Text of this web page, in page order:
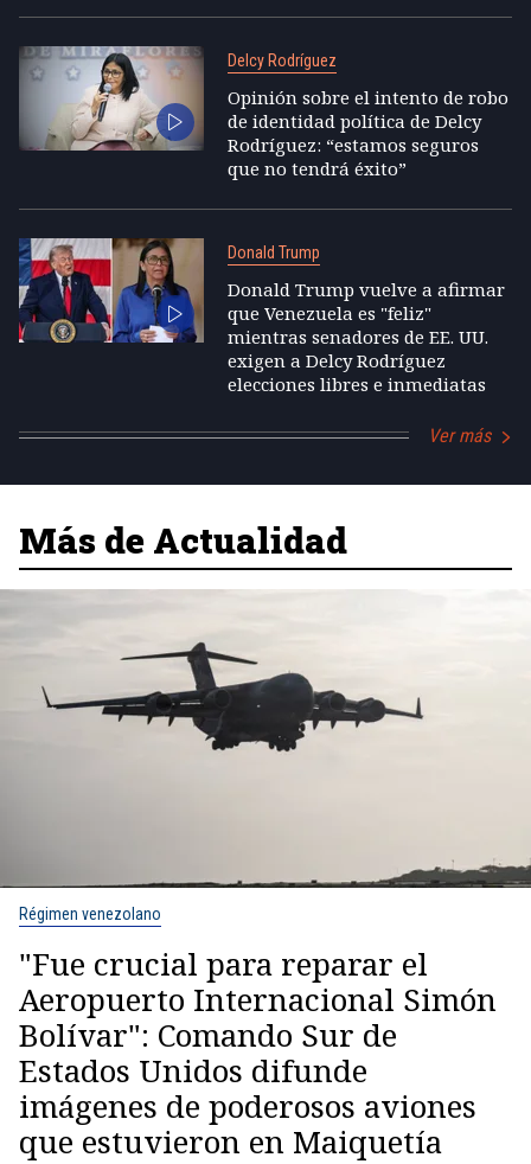
Delcy Rodríguez
Opinión sobre el intento de robo
de identidad política de Delcy
Rodríguez: “estamos seguros
que no tendrá éxito”
Donald Trump
Donald Trump vuelve a afirmar
que Venezuela es "feliz"
mientras senadores de EE. UU.
exigen a Delcy Rodríguez
elecciones libres e inmediatas
Ver más
Más de Actualidad
Régimen venezolano
"Fue crucial para reparar el
Aeropuerto Internacional Simón
Bolívar": Comando Sur de
Estados Unidos difunde
imágenes de poderosos aviones
que estuvieron en Maiquetía